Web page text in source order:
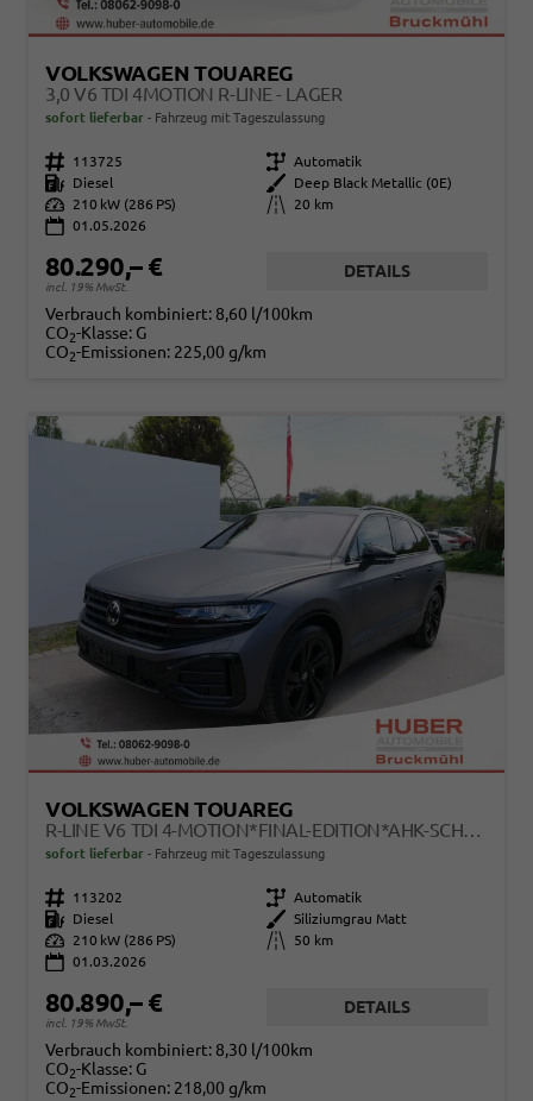
VOLKSWAGEN TOUAREG
3,0 V6 TDI 4MOTION R-LINE - LAGER
sofort lieferbar Fahrzeug mit Tageszulassung
Fahrzeugnr. 113725 Getriebe Automatik
Kraftstoff
Diesel Außenfarbe
Deep Black Metallic (0E)
Leistung
210 kW (286 PS) Kilometerstand
20 km
01.05.2026
80.290,– €
incl. 19% MwSt.
DETAILS
Verbrauch kombiniert: 8,60 l/100km
CO2-Klasse: G
CO2-Emissionen: 225,00 g/km
VOLKSWAGEN TOUAREG
R-LINE V6 TDI 4-MOTION*FINAL-EDITION*AHK-SCHWENKBAR*NAVI*ACC*PDC*LED*SHZ*BLACKSTYLE*20-ZOLL
sofort lieferbar Fahrzeug mit Tageszulassung
Fahrzeugnr. 113202 Getriebe Automatik
Kraftstoff
Diesel Außenfarbe
Siliziumgrau Matt
Leistung
210 kW (286 PS) Kilometerstand
50 km
01.03.2026
80.890,– €
incl. 19% MwSt.
DETAILS
Verbrauch kombiniert: 8,30 l/100km
CO2-Klasse: G
CO2-Emissionen: 218,00 g/km